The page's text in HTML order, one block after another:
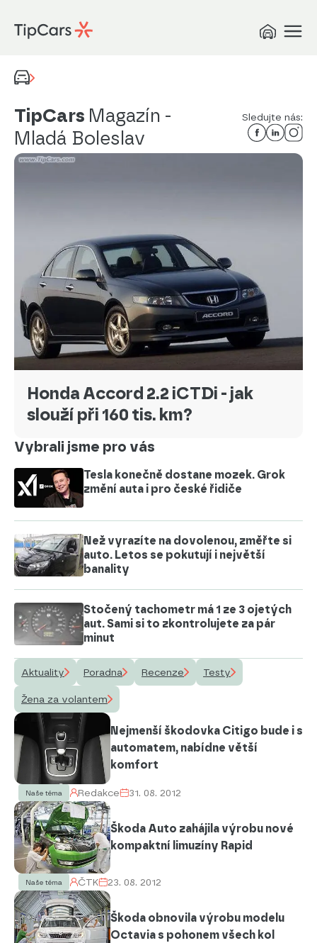
TipCars Magazín -
Mladá Boleslav
Sledujte nás:
Honda Accord 2.2 iCTDi - jak
slouží při 160 tis. km?
Vybrali jsme pro vás
Tesla konečně dostane mozek. Grok
změní auta i pro české řidiče
Než vyrazíte na dovolenou, změřte si
auto. Letos se pokutují i největší
banality
Stočený tachometr má 1 ze 3 ojetých
aut. Sami si to zkontrolujete za pár
minut
Aktuality Poradna Recenze Testy
Žena za volantem
Nejmenší škodovka Citigo bude i s
automatem, nabídne větší
komfort
Naše téma Redakce 31. 08. 2012
Škoda Auto zahájila výrobu nové
kompaktní limuzíny Rapid
Naše téma ČTK 23. 08. 2012
Škoda obnovila výrobu modelu
Octavia s pohonem všech kol